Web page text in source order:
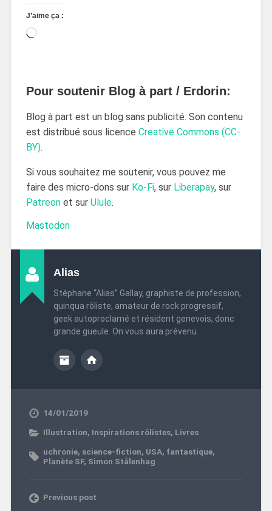
J’aime ça :
Pour soutenir Blog à part / Erdorin:
Blog à part est un blog sans publicité. Son contenu
est distribué sous licence Creative Commons (CC-
BY).
Si vous souhaitez me soutenir, vous pouvez me
faire des micro-dons sur Ko-Fi, sur Liberapay, sur
Patreonet sur Ulule.
Mastodon
Alias
Stéphane “Alias” Gallay, graphiste de profession,
quinqua rôliste, amateur de rock progressif,
geek autoproclamé et résident genevois, donc
grande gueule. On vous aura prévenu.
14/01/2019
Illustration, Inspirations rôlistes, Livres
uchronie, science-fiction, USA, fantastique,
Planète SF, Simon Stålenhag
Previous post